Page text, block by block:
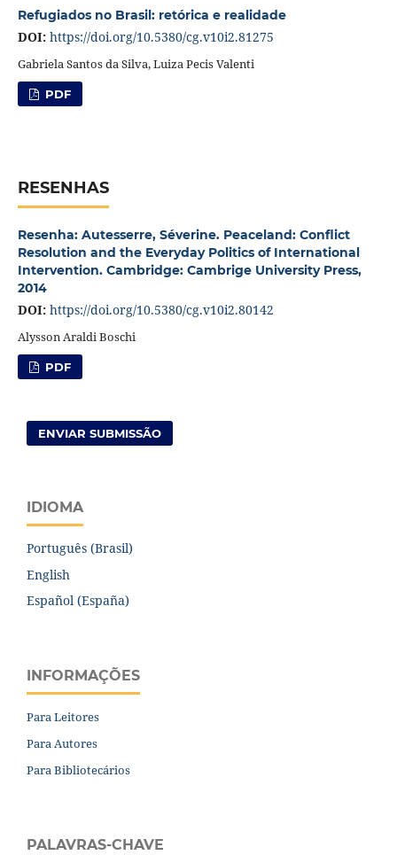
Refugiados no Brasil: retórica e realidade
DOI: https://doi.org/10.5380/cg.v10i2.81275
Gabriela Santos da Silva, Luiza Pecis Valenti
PDF
RESENHAS
Resenha: Autesserre, Séverine. Peaceland: Conflict
Resolution and the Everyday Politics of International
Intervention. Cambridge: Cambrige University Press,
2014
DOI: https://doi.org/10.5380/cg.v10i2.80142
Alysson Araldi Boschi
PDF
ENVIAR SUBMISSÃO
IDIOMA
Português (Brasil)
English
Español (España)
INFORMAÇÕES
Para Leitores
Para Autores
Para Bibliotecários
PALAVRAS-CHAVE